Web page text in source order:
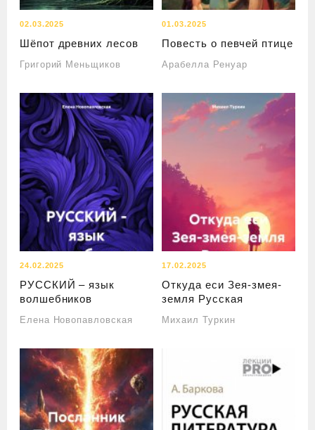
02.03.2025
Шёпот древних лесов
Григорий Меньщиков
01.03.2025
Повесть о певчей птице
Арабелла Ренуар
24.02.2025
РУССКИЙ – язык
волшебников
Елена Новопавловская
17.02.2025
Откуда еси Зея-змея-
земля Русская
Михаил Туркин